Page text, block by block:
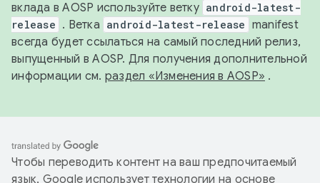
вклада в AOSP используйте ветку android-latest-
release . Ветка android-latest-release manifest
всегда будет ссылаться на самый последний релиз,
выпущенный в AOSP. Для получения дополнительной
информации см. раздел «Изменения в AOSP» .
Чтобы переводить контент на ваш предпочитаемый
язык, Google использует технологии на основе